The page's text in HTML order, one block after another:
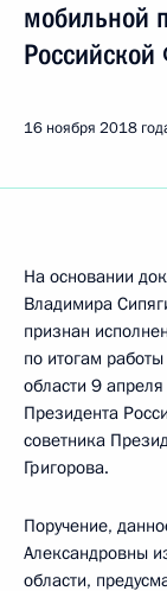
мобильной
16 ноября 2018
На основании
Владимира
признан
по итогам
области 9
Президента
советника
Григорова.
Поручение,
Александровны
области,